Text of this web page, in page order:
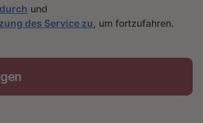
und
des Service zu, um fortzufahren.